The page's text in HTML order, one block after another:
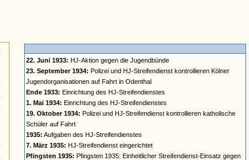
22. Juni 1933: HJ-Aktion gegen die Jugendbünde
23. September 1934: Polizei und HJ-Streifendienst kontrollieren Kölner
Jugendorganisationen auf Fahrt in Odenthal
Ende 1933: Einrichtung des HJ-Streifendienstes
1. Mai 1934: Einrichtung des HJ-Streifendienstes
19. Oktober 1934: Polizei und HJ-Streifendienst kontrollieren katholische
Schüler auf Fahrt
1935: Aufgaben des HJ-Streifendienstes
7. März 1935: HJ-Streifendienst eingerichtet
Pfingsten 1935: Pfingsten 1935: Einheitlicher Streifendienst-Einsatz gegen